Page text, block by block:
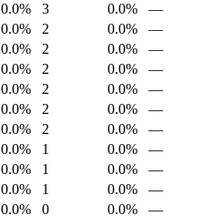
0.0% 3 0.0%
—
0.0% 2 0.0%
—
0.0% 2 0.0%
—
0.0% 2 0.0%
—
0.0% 2 0.0%
—
0.0% 2 0.0%
—
0.0% 2 0.0%
—
0.0% 1 0.0%
—
0.0% 1 0.0%
—
0.0% 1 0.0%
—
0.0% 0 0.0% —